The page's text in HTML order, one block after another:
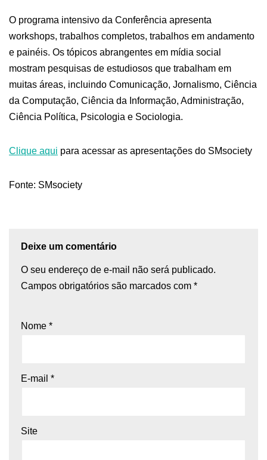
O programa intensivo da Conferência apresenta
workshops, trabalhos completos, trabalhos em andamento
e painéis. Os tópicos abrangentes em mídia social
mostram pesquisas de estudiosos que trabalham em
muitas áreas, incluindo Comunicação, Jornalismo, Ciência
da Computação, Ciência da Informação, Administração,
Ciência Política, Psicologia e Sociologia.
Clique aqui para acessar as apresentações do SMsociety
Fonte: SMsociety
Deixe um comentário
O seu endereço de e-mail não será publicado.
Campos obrigatórios são marcados com *
Nome *
E-mail *
Site